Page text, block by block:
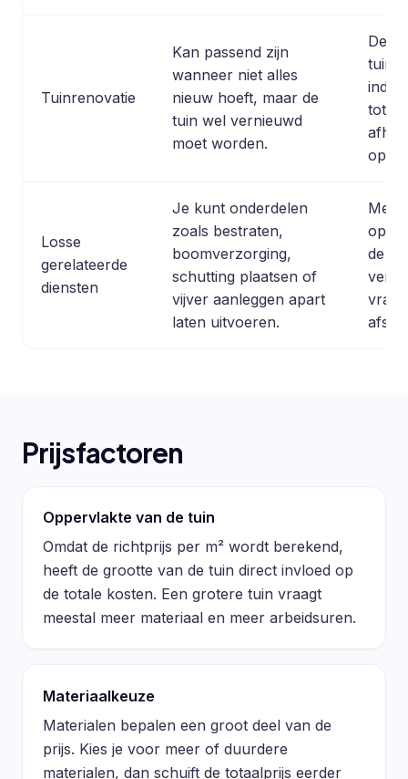
Tuinrenovatie
Kan passend zijn
wanneer niet alles
nieuw hoeft, maar de
tuin wel vernieuwd
moet worden.
De
tot
Losse
gerelateerde
diensten
Je kunt onderdelen
zoals bestraten,
boomverzorging,
schutting plaatsen of
vijver aanleggen apart
laten uitvoeren.
de
Prijsfactoren
Oppervlakte van de tuin
Omdat de richtprijs per m² wordt berekend,
heeft de grootte van de tuin direct invloed op
de totale kosten. Een grotere tuin vraagt
meestal meer materiaal en meer arbeidsuren.
Materiaalkeuze
Materialen bepalen een groot deel van de
prijs. Kies je voor meer of duurdere
materialen, dan schuift de totaalprijs eerder